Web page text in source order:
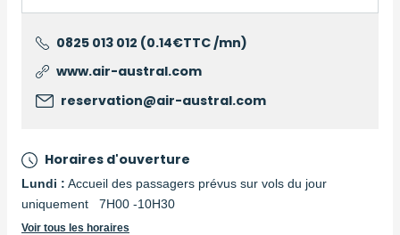
0825 013 012 (0.14€TTC /mn)
www.air-austral.com
reservation@air-austral.com
Horaires d'ouverture
Lundi : Accueil des passagers prévus sur vols du jour
uniquement 7H00 -10H30
Voir tous les horaires